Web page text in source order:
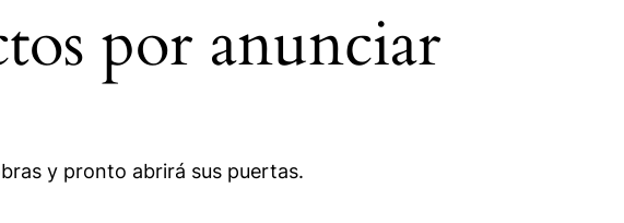
por anunciar
y pronto abrirá sus puertas.